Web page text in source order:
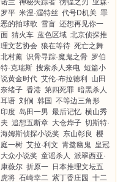
诺兰 神秘失踪者 徬徨之刃
亚森·
罗平 米涅·渥特丝 代号D机关 罪
恶的拍球歌 雪盲 还想再见你一
面 猜火车 蓝色区域 北京侦探推
理文艺协会 狼在等待 死亡之舞
北村薰 识骨寻踪·魔鬼之骨 罗伯
特·克瑞斯 搜索杀人来电 短篇小
说黄金时代 艾伦·布拉德利
山田
奈绪子 香港 第四死罪 暗黑杀人
耳语 刘侗 韩国 不等边三角形
印度 岛田一男 最后记忆 横山秀
夫 追想五断章 大仓烨子 切斯特·
海姆斯侦探小说奖 东山彰良 樱
庭一树 艾拉·利文 青鹭幽鬼 皇冠
大众小说奖 童谣杀人 派翠西亚·
康薇尔 折原一 日本推理文坛五
虎将 石崎幸二 紫丁香庄园 十二